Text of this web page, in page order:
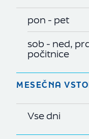
pon - pet
sob - ned,
počitnice
MESEČNA
Vse dni